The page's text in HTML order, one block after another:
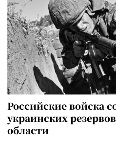
Российские войска
украинских
области